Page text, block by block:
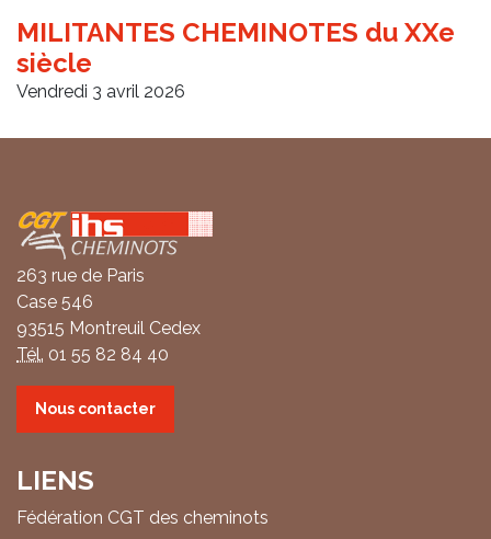
MILITANTES CHEMINOTES du XXe
siècle
Vendredi 3 avril 2026
Coordonnées
263 rue de Paris
Case 546
93515 Montreuil Cedex
Tél. 01 55 82 84 40
Nous contacter
LIENS
Fédération CGT des cheminots